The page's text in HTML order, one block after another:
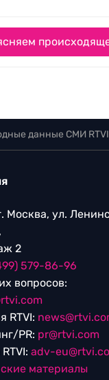
данные СМИ RTVI
Москва, ул.
2
579-86-96
вопросов:
RTVI:
PR: pr@rtvi.com
adv-
материалы